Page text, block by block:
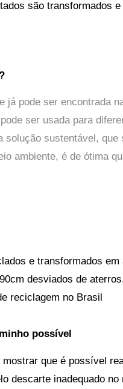
são transformados
já pode ser encontrada
ser usada para
sustentável,
ambiente, é de ótima
e transformados
desviados de
reciclagem no Brasil
possível
que é possível
descarte inadequado